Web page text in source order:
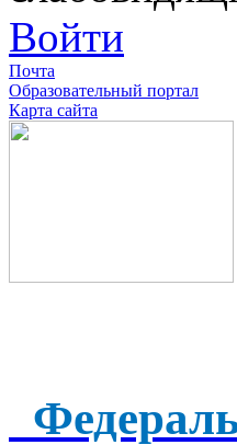
Войти
Почта
Образовательный портал
Карта сайта